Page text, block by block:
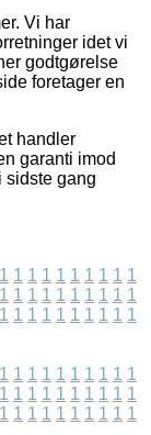
Vi har
idet vi
godtgørelse
foretager en
handler
garanti imod
sidste gang
1 1 1 1 1 1 1 1 1 1
1 1 1 1 1 1 1 1 1 1
1 1 1 1 1 1 1 1 1 1
1 1 1 1 1 1 1 1 1 1
1 1 1 1 1 1 1 1 1 1
1 1 1 1 1 1 1 1 1 1